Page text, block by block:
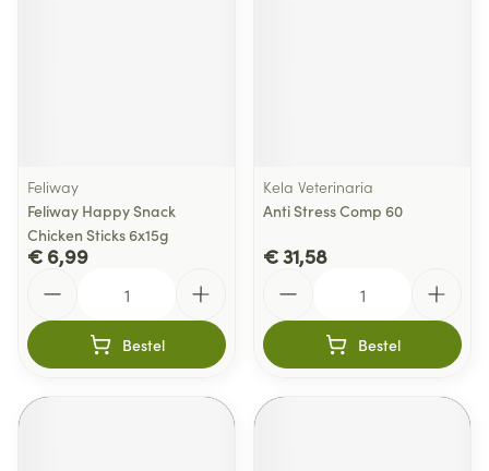
Feliway
Feliway Happy Snack
Chicken Sticks 6x15g
€ 6,99
Bestel
Kela Veterinaria
Anti Stress Comp 60
€ 31,58
Bestel